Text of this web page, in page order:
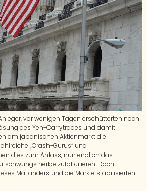
vor wenigen Tagen erschütterten noch
des Yen-Carrytrades und damit
am japanischen Aktienmarkt die
„Crash-Gurus“ und
dies zum Anlass, nun endlich das
herbeizufabulieren. Doch
Mal anders und die Märkte stabilisierten